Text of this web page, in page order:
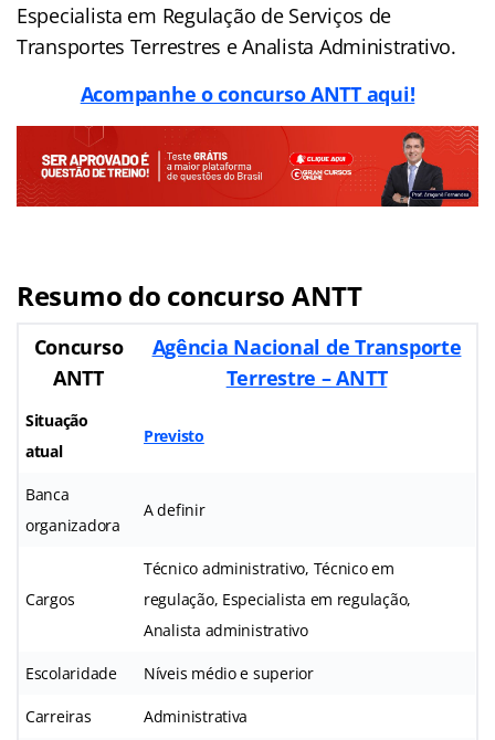
Especialista em Regulação de Serviços de
Transportes Terrestres e Analista Administrativo.
Acompanhe o concurso ANTT aqui!
Resumo do concurso ANTT
Concurso
ANTT
Agência Nacional de Transporte
Terrestre – ANTT
Situação
atual
Previsto
Banca
organizadora
A definir
Cargos
Técnico administrativo, Técnico em
regulação, Especialista em regulação,
Analista administrativo
Escolaridade Níveis médio e superior
Carreiras Administrativa